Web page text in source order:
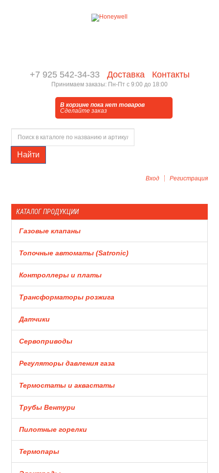
+7 925 542-34-33 Доставка Контакты
Принимаем заказы: Пн-Пт с 9:00 до 18:00
В корзине пока нет товаров
Сделайте заказ
Найти
Вход Регистрация
КАТАЛОГ ПРОДУКЦИИ
Газовые клапаны
Топочные автоматы (Satronic)
Контроллеры и платы
Трансформаторы розжига
Датчики
Сервоприводы
Регуляторы давления газа
Термостаты и аквастаты
Трубы Вентури
Пилотные горелки
Термопары